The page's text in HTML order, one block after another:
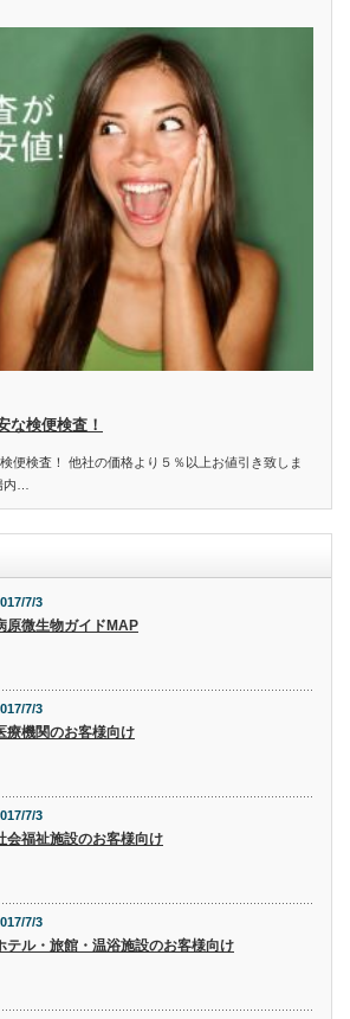
な検便検査！
便検査！ 他社の価格より５％以上お値引き致しま
内…
7/3
原微生物ガイドMAP
7/3
療機関のお客様向け
7/3
会福祉施設のお客様向け
7/3
テル・旅館・温浴施設のお客様向け